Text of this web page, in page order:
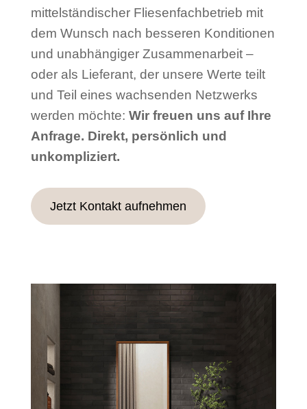
mittelständischer Fliesenfachbetrieb mit
dem Wunsch nach besseren Konditionen
und unabhängiger Zusammenarbeit –
oder als Lieferant, der unsere Werte teilt
und Teil eines wachsenden Netzwerks
werden möchte: Wir freuen uns auf Ihre
Anfrage. Direkt, persönlich und
unkompliziert.
Jetzt Kontakt aufnehmen